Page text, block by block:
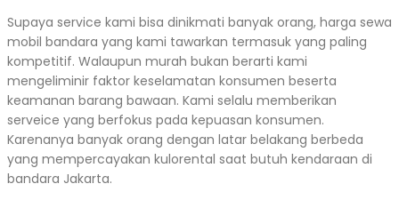
Supaya service kami bisa dinikmati banyak orang, harga sewa
mobil bandara yang kami tawarkan termasuk yang paling
kompetitif. Walaupun murah bukan berarti kami
mengeliminir faktor keselamatan konsumen beserta
keamanan barang bawaan. Kami selalu memberikan
serveice yang berfokus pada kepuasan konsumen.
Karenanya banyak orang dengan latar belakang berbeda
yang mempercayakan kulorental saat butuh kendaraan di
bandara Jakarta.